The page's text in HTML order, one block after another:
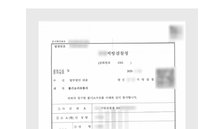
오시는 길
글로벌 파트너 로펌
고객의 소리
통합검색
AI대륜
업무사례